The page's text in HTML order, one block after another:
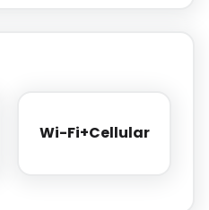
Wi-Fi+Cellular
Wi-Fi+Cellular